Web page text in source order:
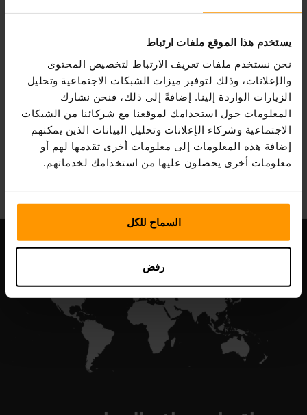
يستخدم هذا الموقع ملفات ارتباط
نحن نستخدم ملفات تعريف الارتباط لتخصيص المحتوى
والإعلانات، وذلك لتوفير ميزات الشبكات الاجتماعية وتحليل
الزيارات الواردة إلينا. إضافةً إلى ذلك، فنحن نشارك
المعلومات حول استخدامك لموقعنا مع شركائنا من الشبكات
الاجتماعية وشركاء الإعلانات وتحليل البيانات الذين يمكنهم
إضافة هذه المعلومات إلى معلومات أخرى تقدمها لهم أو
معلومات أخرى يحصلون عليها من استخدامك لخدماتهم.
السماح للكل
رفض
Valheim
استضافة الخادم
All Games